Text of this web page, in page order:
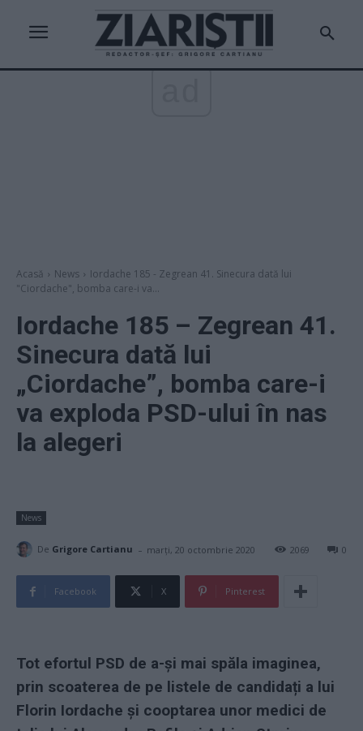
Acasă News
Iordache 185 - Zegrean 41. Sinecura dată lui
"Ciordache", bomba care-i va...
Iordache 185 – Zegrean 41.
Sinecura dată lui
„Ciordache”, bomba care-i
va exploda PSD-ului în nas
la alegeri
News
De Grigore Cartianu - marți, 20 octombrie 2020 0
2069
Facebook X Pinterest
Tot efortul PSD de a-și mai spăla imaginea,
prin scoaterea de pe listele de candidați a lui
Florin Iordache și cooptarea unor medici de